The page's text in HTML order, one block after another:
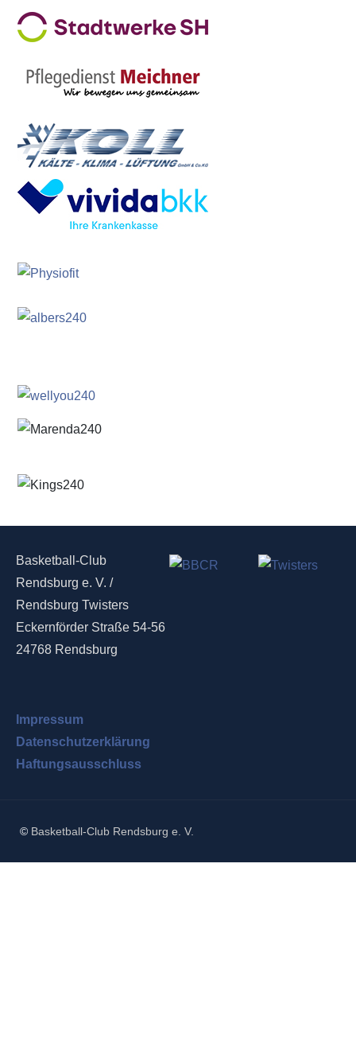
Basketball-Club
Rendsburg e. V. /
Rendsburg Twisters
Eckernförder Straße 54-56
24768 Rendsburg
Impressum
Datenschutzerklärung
Haftungsausschluss
© Basketball-Club Rendsburg e. V.